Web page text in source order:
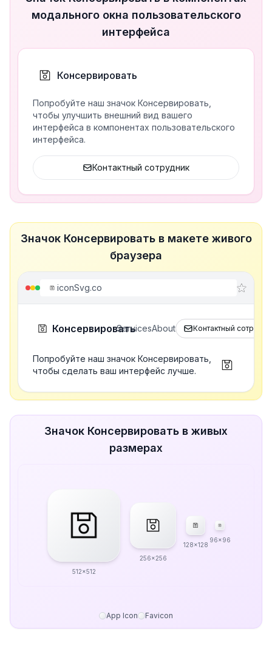
модального окна пользовательского
интерфейса
Консервировать
Попробуйте наш значок Консервировать,
чтобы улучшить внешний вид вашего
интерфейса в компонентах пользовательского
интерфейса.
Контактный сотрудник
Значок Консервировать в макете живого
браузера
iconSvg.co
Консервировать
ServicesAbout Контактный
Попробуйте наш значок Консервировать,
чтобы сделать ваш интерфейс лучше.
Значок Консервировать в живых
размерах
512x512
256x256
128x128
96x96
App Icon Favicon